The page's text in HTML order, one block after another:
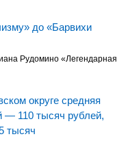
до «Барвихи
Рудомино «Легендарная
округе средняя
— 110 тысяч рублей,
тысяч